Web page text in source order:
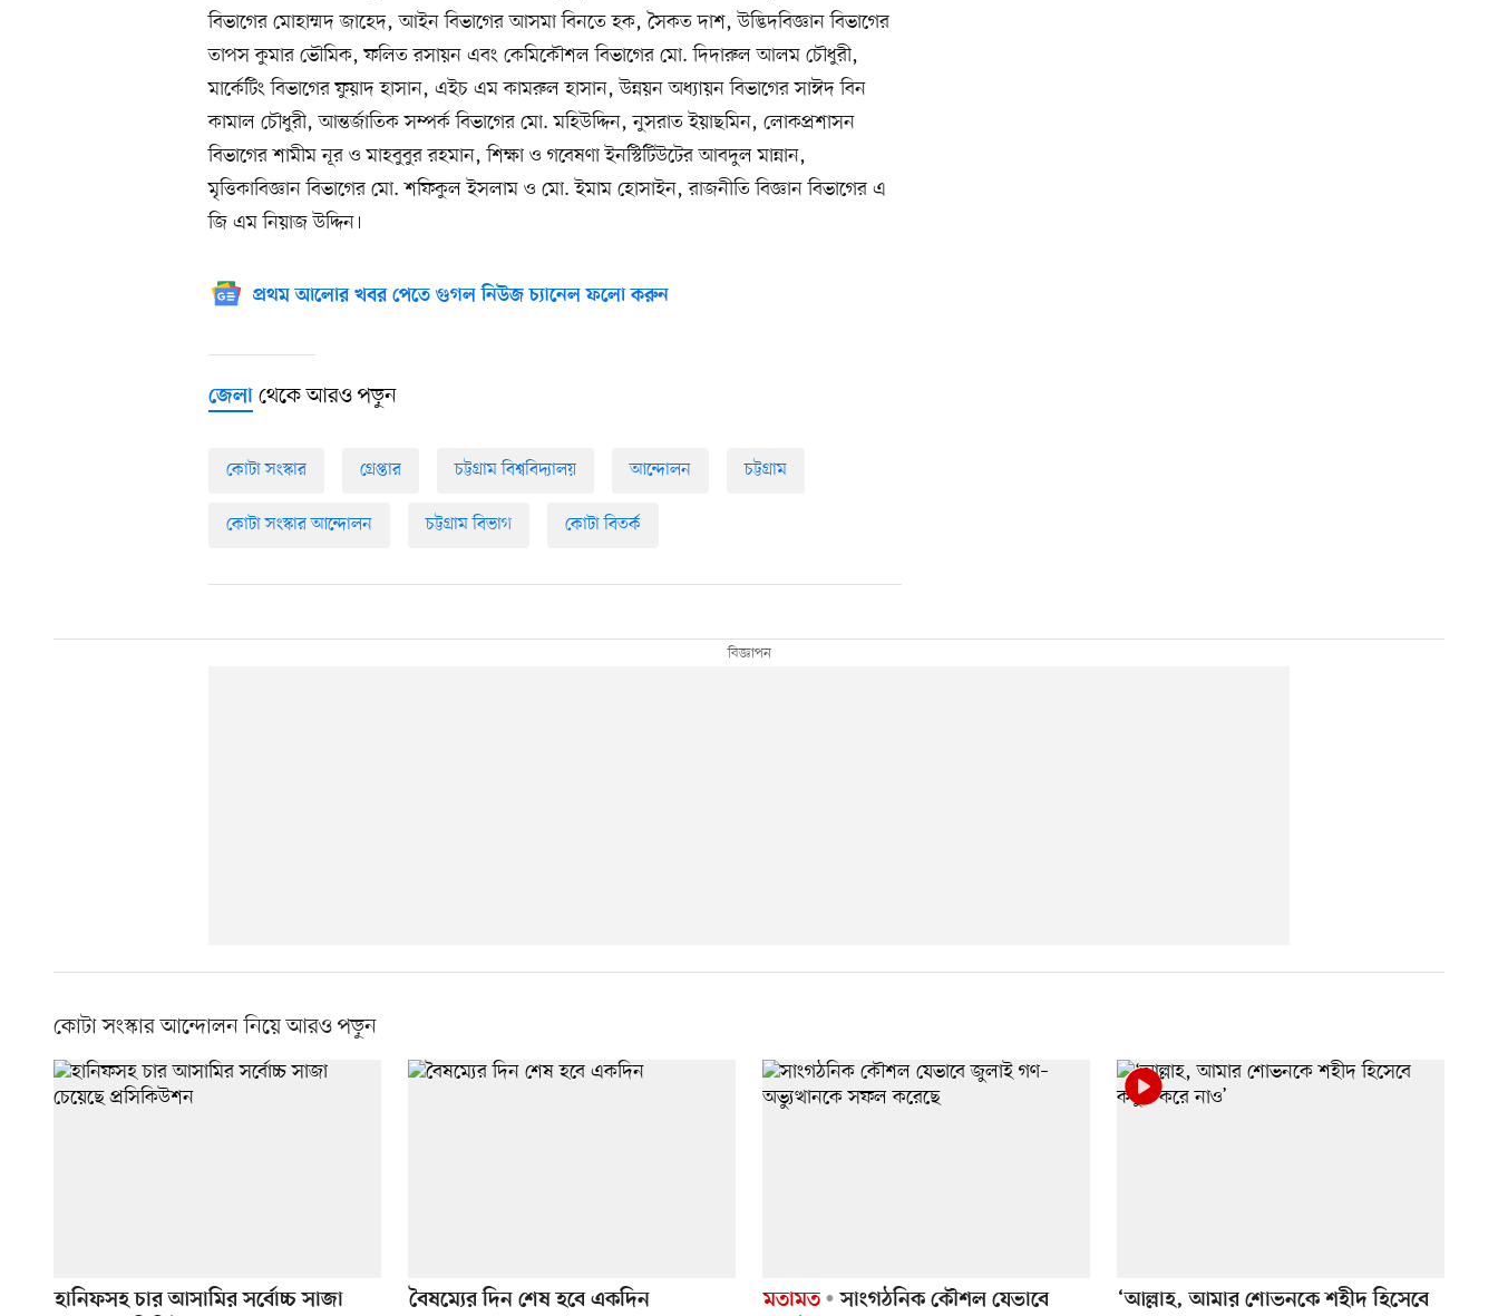
বিভাগের মোহাম্মদ জাহেদ, আইন বিভাগের আসমা বিনতে হক, সৈকত দাশ, উদ্ভিদবিজ্ঞান বিভাগের
তাপস কুমার ভৌমিক, ফলিত রসায়ন এবং কেমিকৌশল বিভাগের মো. দিদারুল আলম চৌধুরী,
মার্কেটিং বিভাগের ফুয়াদ হাসান, এইচ এম কামরুল হাসান, উন্নয়ন অধ্যায়ন বিভাগের সাঈদ বিন
কামাল চৌধুরী, আন্তর্জাতিক সম্পর্ক বিভাগের মো. মহিউদ্দিন, নুসরাত ইয়াছমিন, লোকপ্রশাসন
বিভাগের শামীম নূর ও মাহবুবুর রহমান, শিক্ষা ও গবেষণা ইনস্টিটিউটের আবদুল মান্নান,
মৃত্তিকাবিজ্ঞান বিভাগের মো. শফিকুল ইসলাম ও মো. ইমাম হোসাইন, রাজনীতি বিজ্ঞান বিভাগের এ
জি এম নিয়াজ উদ্দিন।
প্রথম আলোর খবর পেতে গুগল নিউজ চ্যানেল ফলো করুন
জেলা থেকে আরও পড়ুন
কোটা সংস্কার গ্রেপ্তার চট্টগ্রাম বিশ্ববিদ্যালয় আন্দোলন চট্টগ্রাম
কোটা সংস্কার আন্দোলন চট্টগ্রাম বিভাগ কোটা বিতর্ক
কোটা সংস্কার আন্দোলন নিয়ে আরও পড়ুন
হানিফসহ চার আসামির সর্বোচ্চ সাজা বৈষম্যের দিন শেষ হবে একদিন মতামত সাংগঠনিক কৌশল যেভাবে ‘আল্লাহ, আমার শোভনকে শহীদ হিসেবে